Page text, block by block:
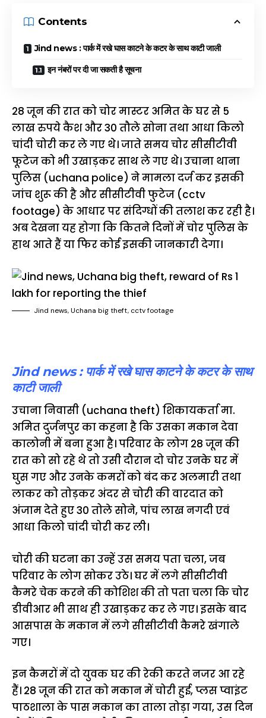
Contents
Jind news : पार्क में रखे घास काटने के कटर के साथ काटी जाली
इन नंबरों पर दी जा सकती है सूचना
28 जून की रात को चोर मास्टर अमित के घर से 5
लाख रुपये कैश और 30 तौले सोना तथा आधा किलो
चांदी चोरी कर ले गए थे। जाते समय चोर सीसीटीवी
फूटेज को भी उखाड़कर साथ ले गए थे। उचाना थाना
पुलिस (uchana police) ने मामला दर्ज कर इसकी
जांच शुरू की है और सीसीटीवी फुटेज (cctv
footage) के आधार पर संदिग्धों की तलाश कर रही है।
अब देखना यह होगा कि कितने दिनों में चोर पुलिस के
हाथ आते हैं या फिर कोई इसकी जानकारी देगा।
Jind news, Uchana big theft, cctv footage
Jind news : पार्क में रखे घास काटने के कटर के साथ
काटी जाली
उचाना निवासी (uchana theft) शिकायकर्ता मा.
अमित दुर्जनपुर का कहना है कि उसका मकान देवा
कालोनी में बना हुआ है। परिवार के लोग 28 जून की
रात को सो रहे थे तो उसी दौरान दो चोर उनके घर में
घुस गए और उनके कमरों को बंद कर अलमारी तथा
लाकर को तोड़कर अंदर से चोरी की वारदात को
अंजाम देते हुए 30 तोले सोने, पांच लाख नगदी एवं
आधा किलो चांदी चोरी कर ली।
चोरी की घटना का उन्हें उस समय पता चला, जब
परिवार के लोग सोकर उठे। घर में लगे सीसीटीवी
कैमरे चेक करने की कोशिश की तो पता चला कि चोर
डीवीआर भी साथ ही उखाड़कर कर ले गए। इसके बाद
आसपास के मकान में लगे सीसीटीवी कैमरे खंगाले
गए।
इन कैमरों में दो युवक घर की रेकी करते नजर आ रहे
हैं। 28 जून की रात को मकान में चोरी हुई, प्लस प्वाइंट
पाठशाला के पास मकान का ताला तोड़ा गया, उस दिन